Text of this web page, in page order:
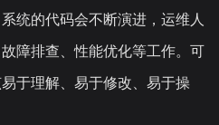
统的代码会不断演进，运维人
障排查、性能优化等工作。可
于理解、易于修改、易于操